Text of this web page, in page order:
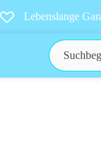
Lebenslange